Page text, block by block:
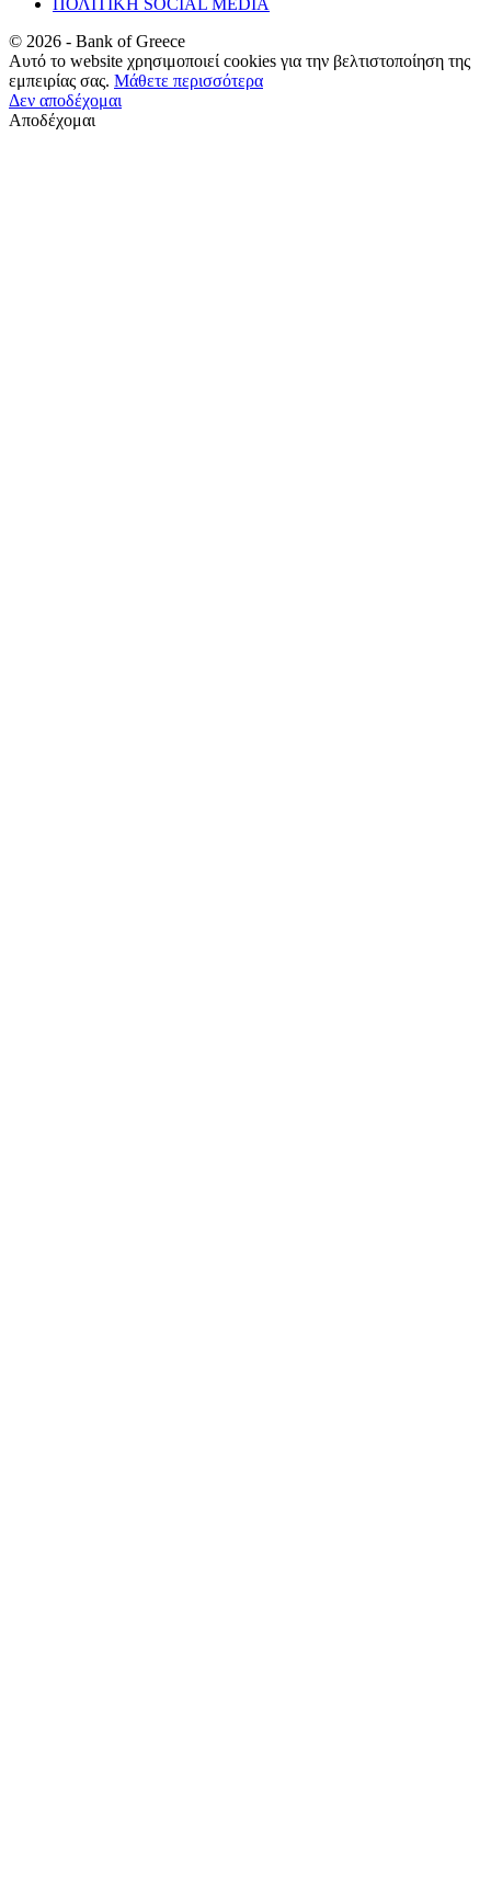
© 2026 - Bank of Greece
Αυτό το website χρησιμοποιεί cookies για την βελτιστοποίηση της
εμπειρίας σας. Μάθετε περισσότερα
Δεν αποδέχομαι
Αποδέχομαι